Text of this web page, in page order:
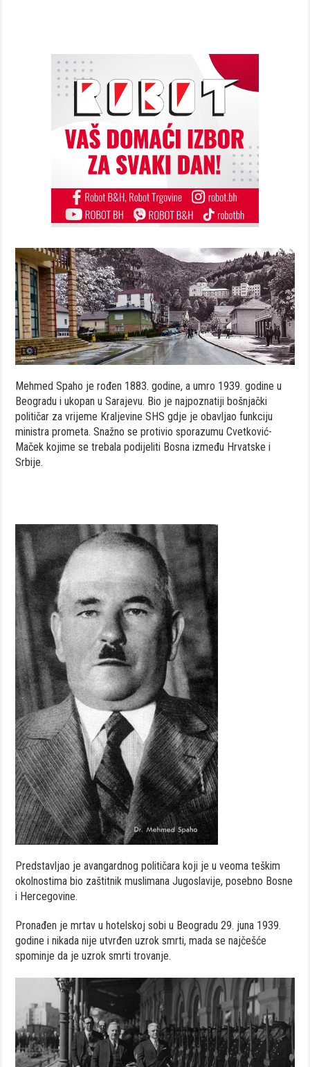
Mehmed Spaho je rođen 1883. godine, a umro 1939. godine u
Beogradu i ukopan u Sarajevu. Bio je najpoznatiji bošnjački
političar za vrijeme Kraljevine SHS gdje je obavljao funkciju
ministra prometa. Snažno se protivio sporazumu Cvetković-
Maček kojime se trebala podijeliti Bosna između Hrvatske i
Srbije.
Predstavljao je avangardnog političara koji je u veoma teškim
okolnostima bio zaštitnik muslimana Jugoslavije, posebno Bosne
i Hercegovine.
Pronađen je mrtav u hotelskoj sobi u Beogradu 29. juna 1939.
godine i nikada nije utvrđen uzrok smrti, mada se najčešće
spominje da je uzrok smrti trovanje.